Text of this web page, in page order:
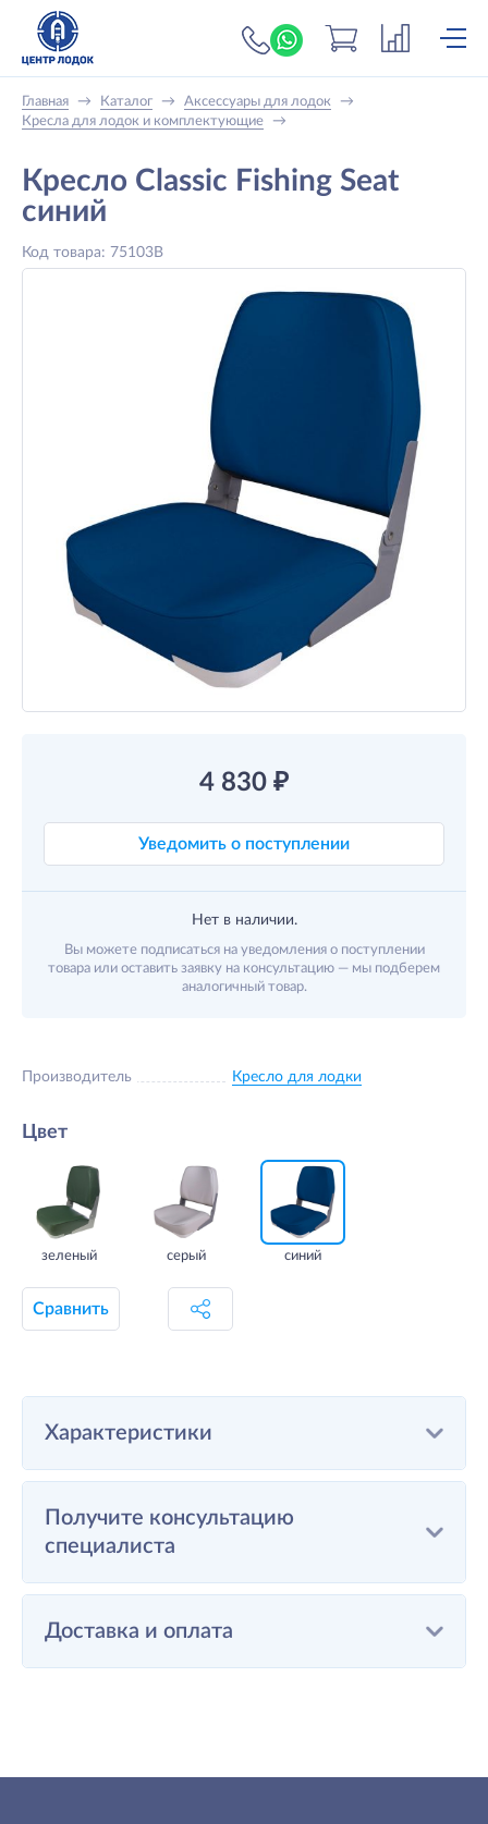
+7 (919) 698-56-
Главная → Каталог → Аксессуары для лодок
→
Кресла для лодок и комплектующие
→
Кресло Classic Fishing Seat
синий
Код товара: 75103B
4 830 ₽
Уведомить о поступлении
Нет в наличии.
Вы можете подписаться на уведомления о поступлении
товара или оставить заявку на консультацию — мы подберем
аналогичный товар.
Производитель Кресло для лодки
Цвет
зеленый серый синий
Сравнить
Характеристики
Получите консультацию
специалиста
Доставка и оплата